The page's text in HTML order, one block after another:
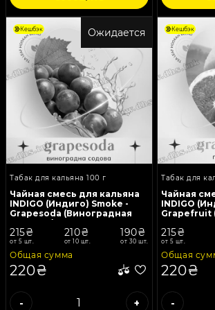
Ожидается
Кешбэк
Табак для кальяна 100 г
Чайная смесь для кальяна
INDIGO (Индиго) Smoke -
Grapesoda (Виноградная
содовая) 100г
215₴
от 5 шт.
210₴
от 10 шт.
190₴
от 30 шт.
Общая сумма
220₴
- +
Кешбэк
Табак для
Чайная
INDIGO
Grapefruit
215₴
от 5 шт.
Общая
220₴
-